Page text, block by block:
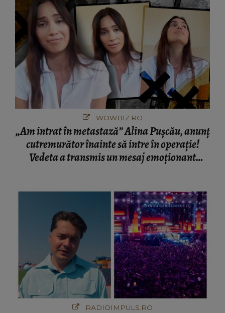
WOWBIZ.RO
„Am intrat în metastază” Alina Pușcău, anunț
cutremurător înainte să intre în operație!
Vedeta a transmis un mesaj emoționant
RADIOIMPULS.RO